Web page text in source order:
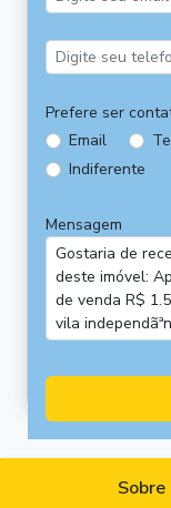
Prefere ser
Email
Indiferente
Mensagem
Sobre